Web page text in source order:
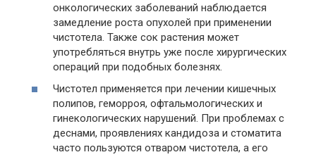
онкологических заболеваний наблюдается
замедление роста опухолей при применении
чистотела. Также сок растения может
употребляться внутрь уже после хирургических
операций при подобных болезнях.
Чистотел применяется при лечении кишечных
полипов, геморроя, офтальмологических и
гинекологических нарушений. При проблемах с
деснами, проявлениях кандидоза и стоматита
часто пользуются отваром чистотела, а его